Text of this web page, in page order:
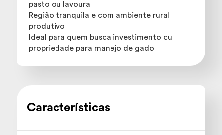
pasto ou lavoura
Região tranquila e com ambiente rural
produtivo
Ideal para quem busca investimento ou
propriedade para manejo de gado
Características